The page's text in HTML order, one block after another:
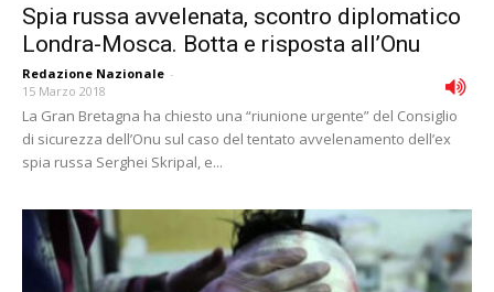
Spia russa avvelenata, scontro diplomatico
Londra-Mosca. Botta e risposta all’Onu
Redazione Nazionale -
15 Marzo 2018
La Gran Bretagna ha chiesto una “riunione urgente” del Consiglio
di sicurezza dell’Onu sul caso del tentato avvelenamento dell’ex
spia russa Serghei Skripal, e...